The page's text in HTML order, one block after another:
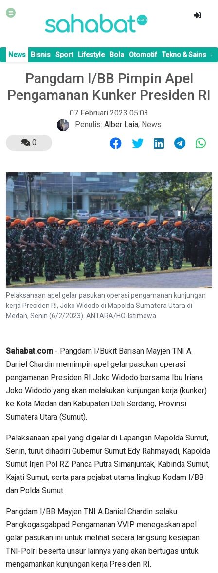
News Bisnis Sport Lifestyle Bola Otomotif Tekno & Sains
Pangdam I/BB Pimpin Apel
Pengamanan Kunker Presiden RI
07 Februari 2023 05:03
Penulis: Alber Laia, News
0
Pelaksanaan apel gelar pasukan operasi pengamanan kunjungan
kerja Presiden RI, Joko Widodo di Mapolda Sumatera Utara di
Medan, Senin (6/2/2023). ANTARA/HO-Istimewa
Sahabat.com - Pangdam I/Bukit Barisan Mayjen TNI A.
Daniel Chardin memimpin apel gelar pasukan operasi
pengamanan Presiden RI Joko Widodo bersama Ibu Iriana
Joko Widodo yang akan melakukan kunjungan kerja (kunker)
ke Kota Medan dan Kabupaten Deli Serdang, Provinsi
Sumatera Utara (Sumut).
Pelaksanaan apel yang digelar di Lapangan Mapolda Sumut,
Senin, turut dihadiri Gubernur Sumut Edy Rahmayadi, Kapolda
Sumut Irjen Pol RZ Panca Putra Simanjuntak, Kabinda Sumut,
Kajati Sumut, serta para pejabat utama lingkup Kodam I/BB
dan Polda Sumut.
Pangdam I/BB Mayjen TNI A.Daniel Chardin selaku
Pangkogasgabpad Pengamanan VVIP menegaskan apel
gelar pasukan ini untuk melihat secara langsung kesiapan
TNI-Polri beserta unsur lainnya yang akan bertugas untuk
mengamankan kunjungan kerja Presiden RI.